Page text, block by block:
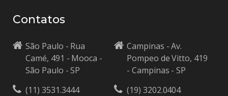
Contatos
São Paulo - Rua
Camé, 491 - Mooca -
São Paulo - SP
(11) 3531.3444
Campinas - Av.
Pompeo de Vitto, 419
- Campinas - SP
(19) 3202.0404